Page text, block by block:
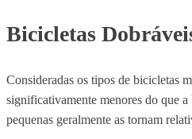
Bicicletas
Consideradas os tipos de bicicletas
significativamente menores do que a
pequenas geralmente as tornam